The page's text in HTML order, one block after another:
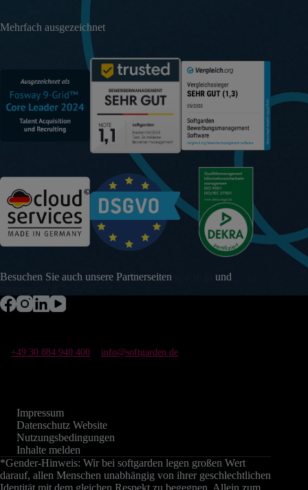
Mehrfach ausgezeichnet
Besuchen Sie auch unsere Partnerseiten
und
+49 30 884 940 400 info@softgarden.de
Impressum
Datenschutz Website
Nutzungsbedingungen
Inhalte melden
*Gender-Hinweis: Wir bei softgarden legen großen Wert
darauf, allen Menschen unabhängig von ihrer geschlechtlichen